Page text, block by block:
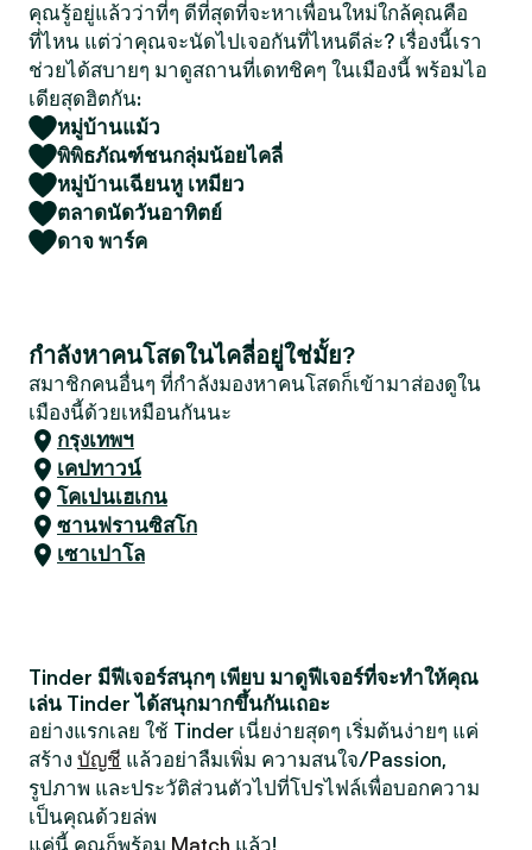
คุณรู้อยู่แล้วว่าที่ๆ ดีที่สุดที่จะหาเพื่อนใหม่ใกล้คุณคือ
ที่ไหน แต่ว่าคุณจะนัดไปเจอกันที่ไหนดีล่ะ? เรื่องนี้เรา
ช่วยได้สบายๆ มาดูสถานที่เดทชิคๆ ในเมืองนี้ พร้อมไอ
เดียสุดฮิตกัน:
หมู่บ้านแม้ว
พิพิธภัณฑ์ชนกลุ่มน้อยไคลี่
หมู่บ้านเฉียนหู เหมียว
ตลาดนัดวันอาทิตย์
ดาจ พาร์ค
กำลังหาคนโสดในไคลี่อยู่ใช่มั้ย?
สมาชิกคนอื่นๆ ที่กำลังมองหาคนโสดก็เข้ามาส่องดูใน
เมืองนี้ด้วยเหมือนกันนะ
กรุงเทพฯ
เคปทาวน์
โคเปนเฮเกน
ซานฟรานซิสโก
เซาเปาโล
Tinder มีฟีเจอร์สนุกๆ เพียบ มาดูฟีเจอร์ที่จะทำให้คุณ
เล่น Tinder ได้สนุกมากขึ้นกันเถอะ
อย่างแรกเลย ใช้ Tinder เนี่ยง่ายสุดๆ เริ่มต้นง่ายๆ แค่
สร้าง บัญชี แล้วอย่าลืมเพิ่ม ความสนใจ/Passion,
รูปภาพ และประวัติส่วนตัวไปที่โปรไฟล์เพื่อบอกความ
เป็นคุณด้วยล่พ
แค่นี้ คุณก็พร้อม Match แล้ว!